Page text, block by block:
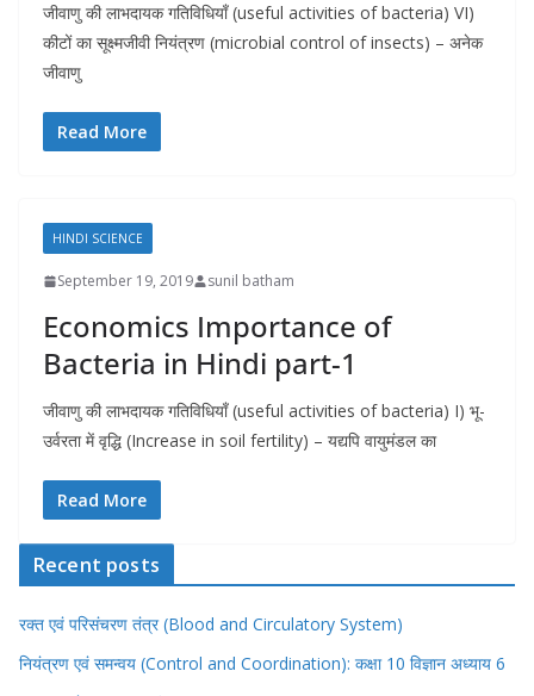
जीवाणु की लाभदायक गतिविधियाँ (useful activities of bacteria) VI)
कीटों का सूक्ष्मजीवी नियंत्रण (microbial control of insects) – अनेक
जीवाणु
Read More
HINDI SCIENCE
September 19, 2019 sunil batham
Economics Importance of
Bacteria in Hindi part-1
जीवाणु की लाभदायक गतिविधियाँ (useful activities of bacteria) I) भू-
उर्वरता में वृद्धि (Increase in soil fertility) – यद्यपि वायुमंडल का
Read More
Recent posts
रक्त एवं परिसंचरण तंत्र (Blood and Circulatory System)
नियंत्रण एवं समन्वय (Control and Coordination): कक्षा 10 विज्ञान अध्याय 6